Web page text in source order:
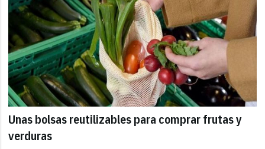
Unas bolsas reutilizables para comprar frutas y
verduras